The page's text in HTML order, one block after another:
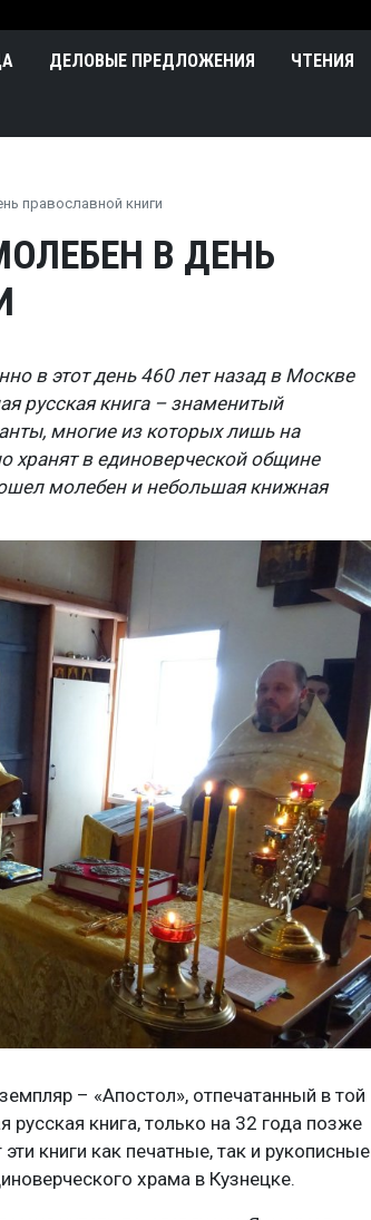
ДЕЛОВЫЕ ПРЕДЛОЖЕНИЯ ЧТЕНИЯ
православной книги
В ДЕНЬ
в этот день 460 лет назад в Москве
русская книга – знаменитый
многие из которых лишь на
хранят в единоверческой общине
молебен и небольшая книжная
– «Апостол», отпечатанный в той
книга, только на 32 года позже
книги как печатные, так и рукописные
храма в Кузнецке.